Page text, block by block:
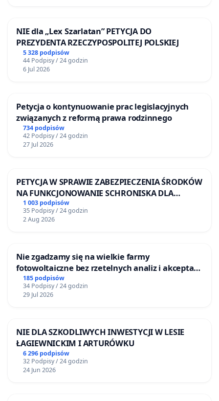
NIE dla „Lex Szarlatan” PETYCJA DO
PREZYDENTA RZECZYPOSPOLITEJ POLSKIEJ
5 328 podpisów
44 Podpisy / 24 godzin
6 Jul 2026
Petycja o kontynuowanie prac legislacyjnych
związanych z reformą prawa rodzinnego
734 podpisów
42 Podpisy / 24 godzin
27 Jul 2026
PETYCJA W SPRAWIE ZABEZPIECZENIA ŚRODKÓW
NA FUNKCJONOWANIE SCHRONISKA DLA
BEZDOMNYCH ZWIERZĄT W SKARYSZEWIE
1 003 podpisów
35 Podpisy / 24 godzin
2 Aug 2026
Nie zgadzamy się na wielkie farmy
fotowoltaiczne bez rzetelnych analiz i akceptacji
mieszkańców
185 podpisów
34 Podpisy / 24 godzin
29 Jul 2026
NIE DLA SZKODLIWYCH INWESTYCJI W LESIE
ŁAGIEWNICKIM I ARTURÓWKU
6 296 podpisów
32 Podpisy / 24 godzin
24 Jun 2026